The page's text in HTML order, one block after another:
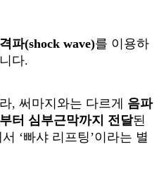
파(shock wave)를 이용하
다.
, 써마지와는 다르게 음파
터 심부근막까지 전달된
‘빠샤 리프팅’이라는 별